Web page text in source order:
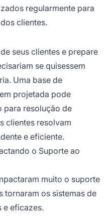
regularmente para
clientes.
seus clientes e prepare
se quisessem
Uma base de
projetada pode
para resolução de
clientes resolvam
e eficiente.
o Suporte ao
muito o suporte
tornaram os sistemas de
e eficazes.